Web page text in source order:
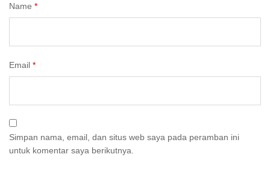
Name *
Email *
Simpan nama, email, dan situs web saya pada peramban ini
untuk komentar saya berikutnya.